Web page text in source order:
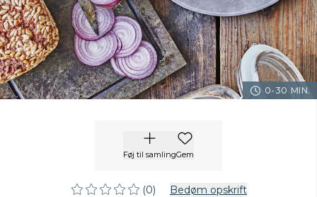
0-30 MIN.
Føj til samlingGem
(0) Bedøm opskrift